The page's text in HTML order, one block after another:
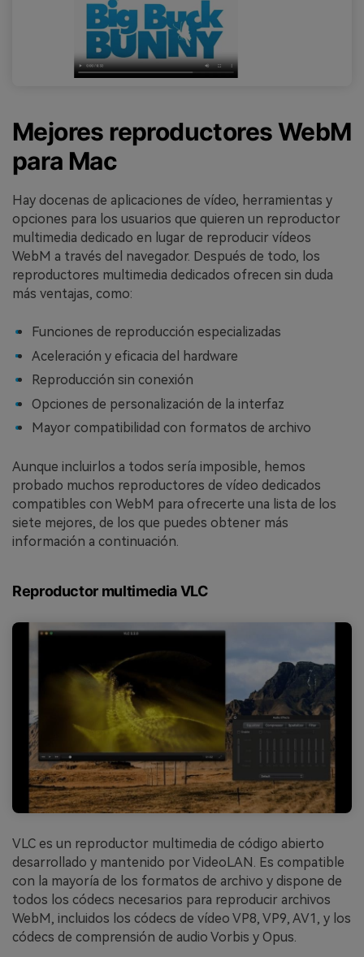
Mejores reproductores WebM
para Mac
Hay docenas de aplicaciones de vídeo, herramientas y
opciones para los usuarios que quieren un reproductor
multimedia dedicado en lugar de reproducir vídeos
WebM a través del navegador. Después de todo, los
reproductores multimedia dedicados ofrecen sin duda
más ventajas, como:
Funciones de reproducción especializadas
Aceleración y eficacia del hardware
Reproducción sin conexión
Opciones de personalización de la interfaz
Mayor compatibilidad con formatos de archivo
Aunque incluirlos a todos sería imposible, hemos
probado muchos reproductores de vídeo dedicados
compatibles con WebM para ofrecerte una lista de los
siete mejores, de los que puedes obtener más
información a continuación.
Reproductor multimedia VLC
VLC es un reproductor multimedia de código abierto
desarrollado y mantenido por VideoLAN. Es compatible
con la mayoría de los formatos de archivo y dispone de
todos los códecs necesarios para reproducir archivos
WebM, incluidos los códecs de vídeo VP8, VP9, AV1, y los
códecs de comprensión de audio Vorbis y Opus.